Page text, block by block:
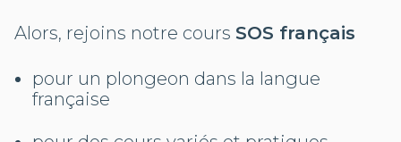
Alors, rejoins notre cours SOS français
pour un plongeon dans la langue
française